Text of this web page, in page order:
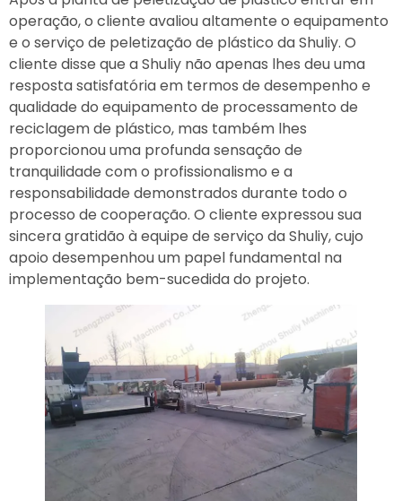
operação, o cliente avaliou altamente o equipamento
e o serviço de peletização de plástico da Shuliy. O
cliente disse que a Shuliy não apenas lhes deu uma
resposta satisfatória em termos de desempenho e
qualidade do equipamento de processamento de
reciclagem de plástico, mas também lhes
proporcionou uma profunda sensação de
tranquilidade com o profissionalismo e a
responsabilidade demonstrados durante todo o
processo de cooperação. O cliente expressou sua
sincera gratidão à equipe de serviço da Shuliy, cujo
apoio desempenhou um papel fundamental na
implementação bem-sucedida do projeto.